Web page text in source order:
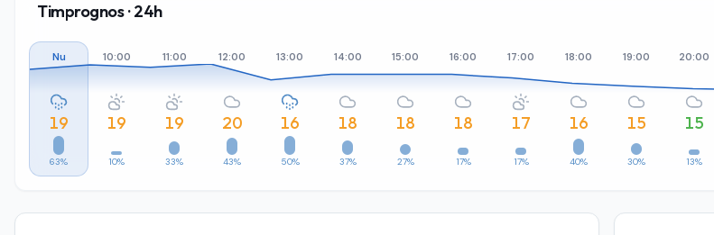
Timprognos · 24h
Nu
19
63%
10:00
19
10%
11:00
19
33%
12:00
20
43%
13:00
16
50%
14:00
18
37%
15:00
18
27%
16:00
18
17%
17:00
17
17%
18:00
16
40%
19:00
15
30%
20:00
15
13%